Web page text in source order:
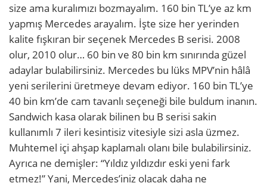
size ama kuralımızı bozmayalım. 160 bin TL’ye az km
yapmış Mercedes arayalım. İşte size her yerinden
kalite fışkıran bir seçenek Mercedes B serisi. 2008
olur, 2010 olur… 60 bin ve 80 bin km sınırında güzel
adaylar bulabilirsiniz. Mercedes bu lüks MPV’nin hâlâ
yeni serilerini üretmeye devam ediyor. 160 bin TL’ye
40 bin km’de cam tavanlı seçeneği bile buldum inanın.
Sandwich kasa olarak bilinen bu B serisi sakin
kullanımlı 7 ileri kesintisiz vitesiyle sizi asla üzmez.
Muhtemel içi ahşap kaplamalı olanı bile bulabilirsiniz.
Ayrıca ne demişler: “Yıldız yıldızdır eski yeni fark
etmez!” Yani, Mercedes’iniz olacak daha ne